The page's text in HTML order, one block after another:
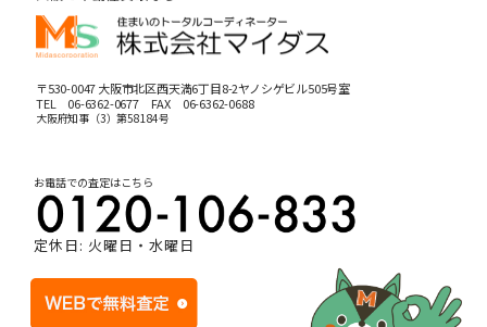
〒530-0047 大阪市北区西天満6丁目8-2ヤノシゲビル505号室
TEL 06-6362-0677FAX 06-6362-0688
大阪府知事（3）第58184号
お電話での査定はこちら
定休日: 火曜日・水曜日